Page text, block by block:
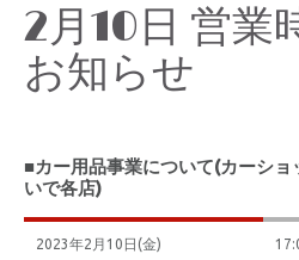
2月10日 営業
お知らせ
■カー用品事業について(カーシ
いで各店)
2023年2月10日(金)